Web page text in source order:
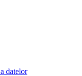
datelor